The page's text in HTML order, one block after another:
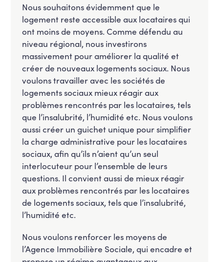
Nous souhaitons évidemment que le
logement reste accessible aux locataires qui
ont moins de moyens. Comme défendu au
niveau régional, nous investirons
massivement pour améliorer la qualité et
créer de nouveaux logements sociaux. Nous
voulons travailler avec les sociétés de
logements sociaux mieux réagir aux
problèmes rencontrés par les locataires, tels
que l’insalubrité, l’humidité etc. Nous voulons
aussi créer un guichet unique pour simplifier
la charge administrative pour les locataires
sociaux, afin qu’ils n’aient qu’un seul
interlocuteur pour l’ensemble de leurs
questions. Il convient aussi de mieux réagir
aux problèmes rencontrés par les locataires
de logements sociaux, tels que l’insalubrité,
l’humidité etc.
Nous voulons renforcer les moyens de
l’Agence Immobilière Sociale, qui encadre et